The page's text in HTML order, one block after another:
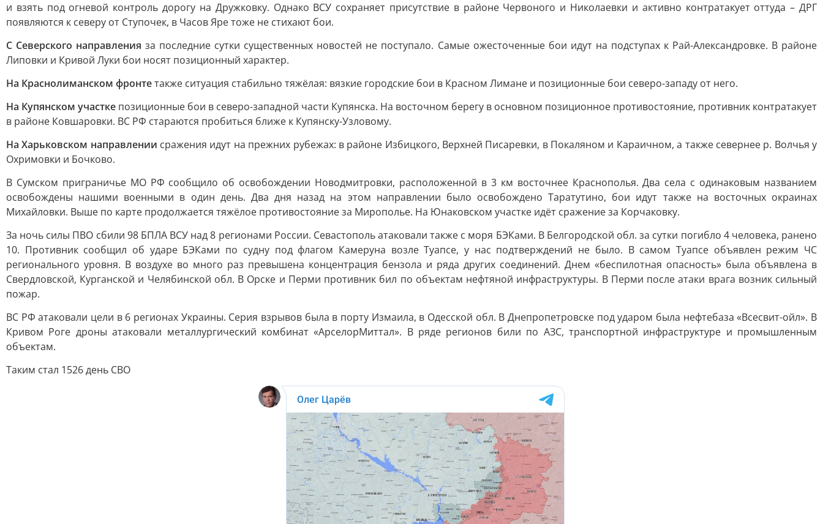
и взять под огневой контроль дорогу на Дружковку. Однако ВСУ сохраняет присутствие в районе Червоного и Николаевки и активно контратакует оттуда – ДРГ
появляются к северу от Ступочек, в Часов Яре тоже не стихают бои.
С Северского направления за последние сутки существенных новостей не поступало. Самые ожесточенные бои идут на подступах к Рай-Александровке. В районе
Липовки и Кривой Луки бои носят позиционный характер.
На Краснолиманском фронтетакже ситуация стабильно тяжёлая: вязкие городские бои в Красном Лимане и позиционные бои северо-западу от него.
На Купянском участке позиционные бои в северо-западной части Купянска. На восточном берегу в основном позиционное противостояние, противник контратакует
в районе Ковшаровки. ВС РФ стараются пробиться ближе к Купянску-Узловому.
На Харьковском направлении сражения идут на прежних рубежах: в районе Избицкого, Верхней Писаревки, в Покаляном и Караичном, а также севернее р. Волчья у
Охримовки и Бочково.
В Сумском приграничье МО РФ сообщило об освобождении Новодмитровки, расположенной в 3 км восточнее Краснополья. Два села с одинаковым названием
освобождены нашими военными в один день. Два дня назад на этом направлении было освобождено Таратутино, бои идут также на восточных окраинах
Михайловки. Выше по карте продолжается тяжёлое противостояние за Мирополье. На Юнаковском участке идёт сражение за Корчаковку.
За ночь силы ПВО сбили 98 БПЛА ВСУ над 8 регионами России. Севастополь атаковали также с моря БЭКами. В Белгородской обл. за сутки погибло 4 человека, ранено
10. Противник сообщил об ударе БЭКами по судну под флагом Камеруна возле Туапсе, у нас подтверждений не было. В самом Туапсе объявлен режим ЧС
регионального уровня. В воздухе во много раз превышена концентрация бензола и ряда других соединений. Днем «беспилотная опасность» была объявлена в
Свердловской, Курганской и Челябинской обл. В Орске и Перми противник бил по объектам нефтяной инфраструктуры. В Перми после атаки врага возник сильный
пожар.
ВС РФ атаковали цели в 6 регионах Украины. Серия взрывов была в порту Измаила, в Одесской обл. В Днепропетровске под ударом была нефтебаза «Всесвит-ойл». В
Кривом Роге дроны атаковали металлургический комбинат «АрселорМиттал». В ряде регионов били по АЗС, транспортной инфраструктуре и промышленным
объектам.
Таким стал 1526 день СВО